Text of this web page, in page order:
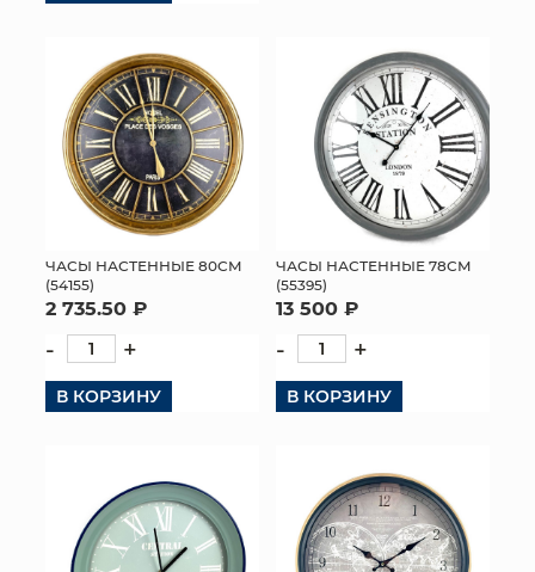
ЧАСЫ НАСТЕННЫЕ 80СМ
(54155)
2 735.50 ₽
- +
В КОРЗИНУ
ЧАСЫ НАСТЕННЫЕ 78СМ
(55395)
13 500 ₽
- +
В КОРЗИНУ